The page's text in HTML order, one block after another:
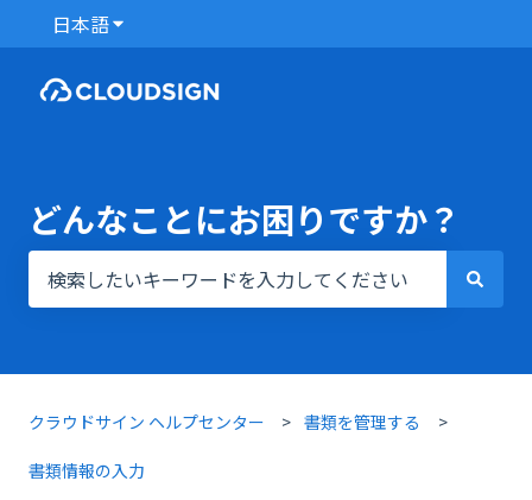
日本語翻訳のサブメニューを表示
どんなことにお困りですか？
クラウドサイン ヘルプセンター 書類を管理する
書類情報の入力